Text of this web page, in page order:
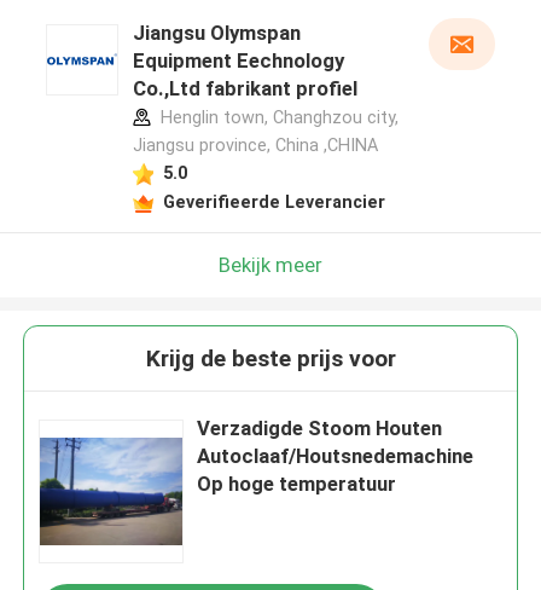
Jiangsu Olymspan
Equipment Eechnology
Co.,Ltd fabrikant profiel
Henglin town, Changhzou city,
Jiangsu province, China ,CHINA
5.0
Geverifieerde Leverancier
Bekijk meer
Krijg de beste prijs voor
Verzadigde Stoom Houten
Autoclaaf/Houtsnedemachine
Op hoge temperatuur